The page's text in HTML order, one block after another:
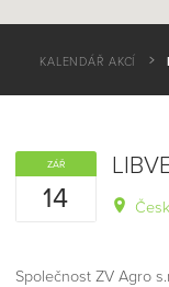
KALENDÁŘ AKCÍ
ZÁŘ
14
Společnost ZV Agro